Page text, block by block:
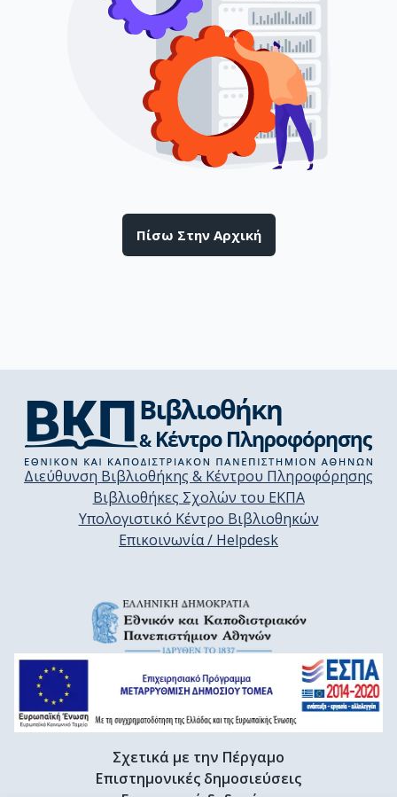
Πίσω Στην Αρχική
Διεύθυνση Βιβλιοθήκης & Κέντρου Πληροφόρησης
Βιβλιοθήκες Σχολών του ΕΚΠΑ
Υπολογιστικό Κέντρο Βιβλιοθηκών
Επικοινωνία / Helpdesk
Σχετικά με την Πέργαμο
Επιστημονικές δημοσιεύσεις